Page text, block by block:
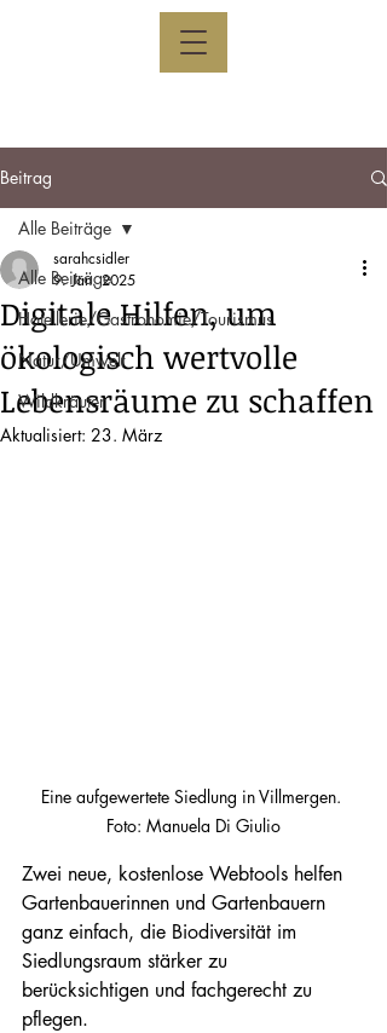
Beitrag
Alle Beiträge
Hotellerie/Gastronomie/Tourismus
Natur/Umwelt
Wildkräuter
Alle Beiträge
Digitale Hilfen, um
ökologisch wertvolle
Lebensräume zu schaffen
sarahcsidler
9. Jan. 2025
Aktualisiert: 23. März
Eine aufgewertete Siedlung in Villmergen.
Foto: Manuela Di Giulio
Zwei neue, kostenlose Webtools helfen
Gartenbauerinnen und Gartenbauern
ganz einfach, die Biodiversität im
Siedlungsraum stärker zu
berücksichtigen und fachgerecht zu
pflegen.